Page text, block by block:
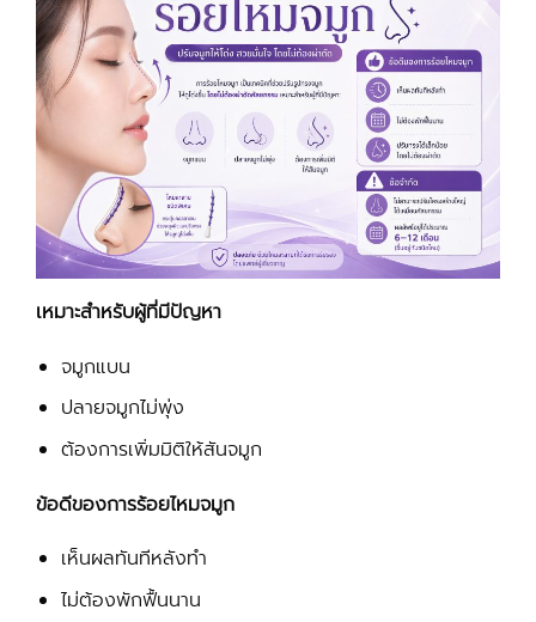
เหมาะสำหรับผู้ที่มีปัญหา
จมูกแบน
ปลายจมูกไม่พุ่ง
ต้องการเพิ่มมิติให้สันจมูก
ข้อดีของการร้อยไหมจมูก
เห็นผลทันทีหลังทำ
ไม่ต้องพักฟื้นนาน